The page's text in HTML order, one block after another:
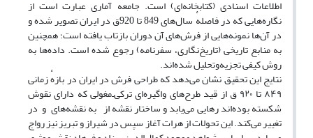
اطلاعات اسنادى (کتابخانه‌ای) است. جامعهٔ آمارى عبارت‌ است از
نگاره‌هایی که در فاصلهٔ سال‌های 849 تا 920ق در ایران تصویر شده و
در آن‌ها نمونه‌هایی از فرش‌های آن دوران بازتاب یافته است؛ همچنین
به منابع تاریخی (تاریخ‌نگاری، سفرنامه‌) رجوع شده است. داده‌ها به
روش کیفى تجزیه‌وتحلیل شده‌اند.
نتایج این تحقیق نشان می‌دهد که طراحی فرش‌ در ایران در بازهٔ زمانی
۸۴۹ تا ۹۲۰ ق از قید طرح‌های واگیره‌ای ترکی‌ـ‌مغولی که دارای نقوش
شکسته بوده‌اند رهایی می‌یابد و ساختار نقشه از به نقشه‌های و در
تغییر می‌کند. این تحولات از هرات آغاز سپس در شیراز و تبریز نیز رواج